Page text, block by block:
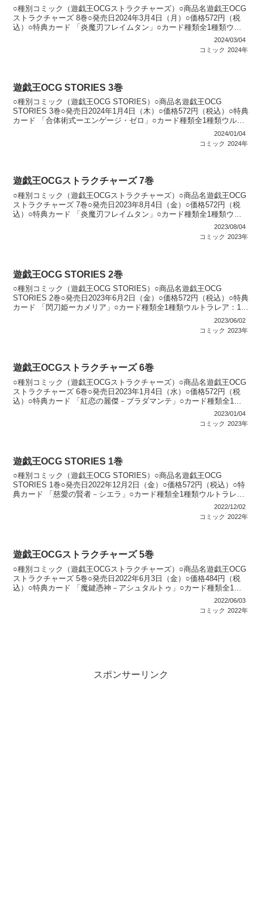
○種別コミック（遊戯王OCGストラクチャーズ）○商品名遊戯王OCG
ストラクチャーズ 8巻○発売日2024年3月4日（月）○価格572円（税
込）○特典カード 「炎魔刃フレイムタン」○カード種類全1種類ウル
2024/03/04
コミック 2024年
遊戯王OCG STORIES 3巻
○種別コミック（遊戯王OCG STORIES）○商品名遊戯王OCG
STORIES 3巻○発売日2024年1月4日（木）○価格572円（税込）○特典
カード 「合体術式ーエンゲージ・ゼロ」○カード種類全1種類ウルト
2024/01/04
コミック 2024年
遊戯王OCGストラクチャーズ 7巻
○種別コミック（遊戯王OCGストラクチャーズ）○商品名遊戯王OCG
ストラクチャーズ 7巻○発売日2023年8月4日（金）○価格572円（税
込）○特典カード 「炎魔刃フレイムタン」○カード種類全1種類ウル
2023/08/04
コミック 2023年
遊戯王OCG STORIES 2巻
○種別コミック（遊戯王OCG STORIES）○商品名遊戯王OCG
STORIES 2巻○発売日2023年6月2日（金）○価格572円（税込）○特典
カード 「閃刀姫ーカメリア」○カード種類全1種類ウルトラレア：1種
2023/06/02
コミック 2023年
遊戯王OCGストラクチャーズ 6巻
○種別コミック（遊戯王OCGストラクチャーズ）○商品名遊戯王OCG
ストラクチャーズ 6巻○発売日2023年1月4日（水）○価格572円（税
込）○特典カード 「紅恋の麗傑－ブラダマンテ」○カード種類全1種
2023/01/04
コミック 2023年
遊戯王OCG STORIES 1巻
○種別コミック（遊戯王OCG STORIES）○商品名遊戯王OCG
STORIES 1巻○発売日2022年12月2日（金）○価格572円（税込）○特
典カード 「慈愛の賢者－シエラ」○カード種類全1種類ウルトラレ
2022/12/02
コミック 2022年
遊戯王OCGストラクチャーズ 5巻
○種別コミック（遊戯王OCGストラクチャーズ）○商品名遊戯王OCG
ストラクチャーズ 5巻○発売日2022年6月3日（金）○価格484円（税
込）○特典カード 「魔鍵憑神－アシュタルトゥ」○カード種類全1種
2022/06/03
コミック 2022年
スポンサーリンク